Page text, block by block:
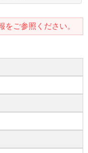
ご参照ください。